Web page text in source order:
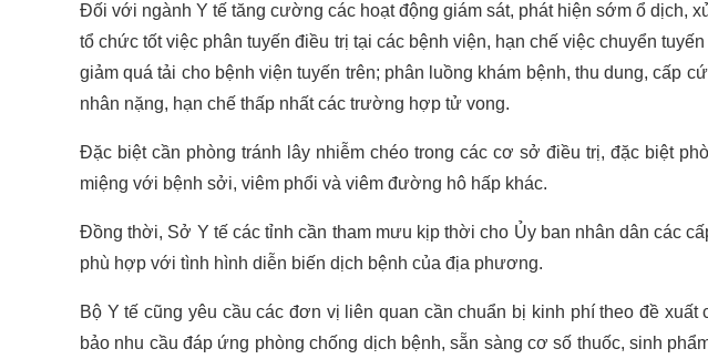
Đối với ngành Y tế tăng cường các hoạt động giám sát, phát hiện sớm ổ dịch,
tổ chức tốt việc phân tuyến điều trị tại các bệnh viện, hạn chế việc chuyển
giảm quá tải cho bệnh viện tuyến trên; phân luồng khám bệnh, thu dung, cấp
nhân nặng, hạn chế thấp nhất các trường hợp tử vong.
Đặc biệt cần phòng tránh lây nhiễm chéo trong các cơ sở điều trị, đặc biệt
miệng với bệnh sởi, viêm phổi và viêm đường hô hấp khác.
Đồng thời, Sở Y tế các tỉnh cần tham mưu kịp thời cho Ủy ban nhân dân các
phù hợp với tình hình diễn biến dịch bệnh của địa phương.
Bộ Y tế cũng yêu cầu các đơn vị liên quan cần chuẩn bị kinh phí theo đề
bảo nhu cầu đáp ứng phòng chống dịch bệnh, sẵn sàng cơ số thuốc, sinh